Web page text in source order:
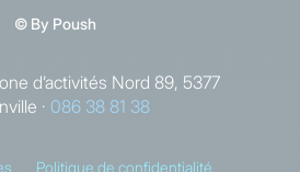
© By Poush
d’activités Nord 89, 5377
· 086 38 81 38
Politique de confidentialité